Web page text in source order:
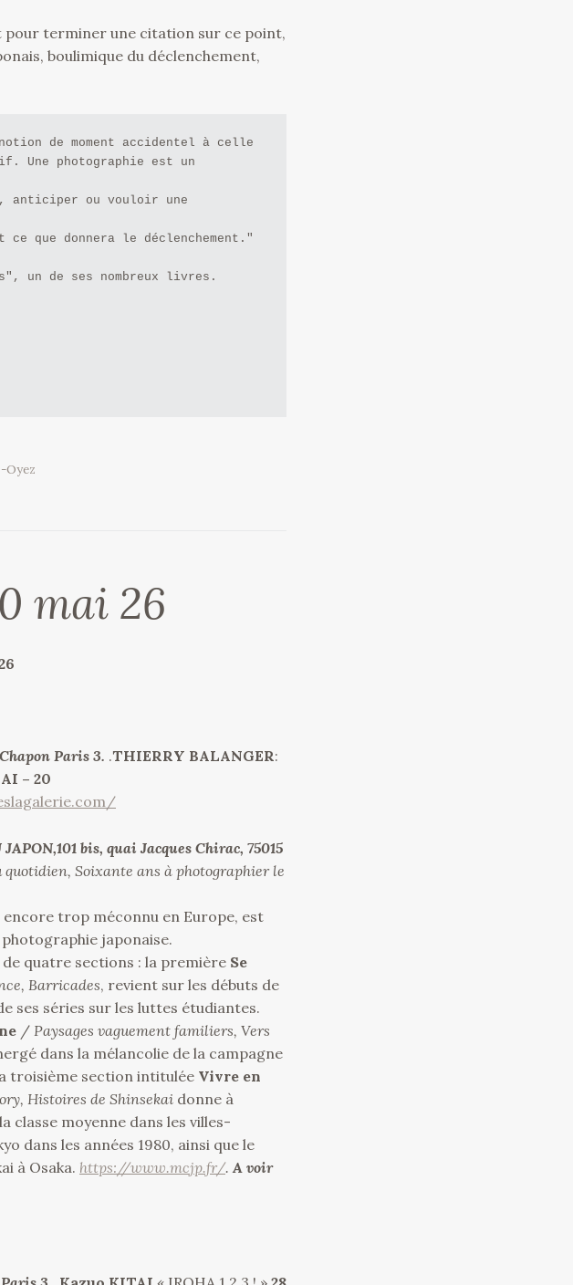
pour terminer une citation sur ce point,
boulimique du déclenchement,
de moment accidentel à celle
Une photographie est un
anticiper ou vouloir une
que donnera le déclenchement."
un de ses nombreux livres.
Oyez
mai 26
Paris 3. .THIERRY BALANGER:
– 20
bis, quai Jacques Chirac, 75015
quotidien, Soixante ans à photographier le
trop méconnu en Europe, est
japonaise.
de quatre sections : la première Se
Barricades, revient sur les débuts de
ses séries sur les luttes étudiantes.
/ Paysages vaguement familiers, Vers
dans la mélancolie de la campagne
troisième section intitulée Vivre en
Histoires de Shinsekai donne à
classe moyenne dans les villes-
dans les années 1980, ainsi que le
à Osaka. https://www.mcjp.fr/. A voir